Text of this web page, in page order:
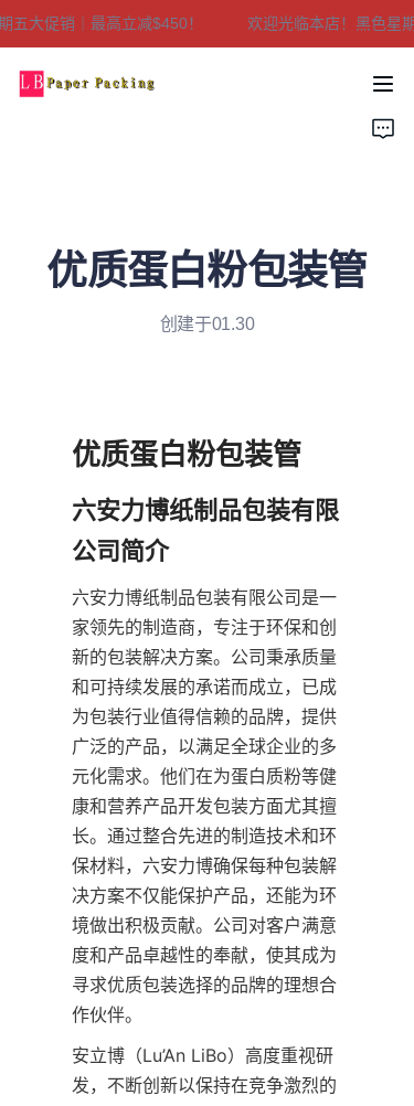
大促销｜最高立减$450！
欢迎光临本店！黑色星
欢迎光临本店！黑色星
优质蛋白粉包装管
创建于01.30
六安力博纸制品包装有限
六安力博纸制品包装有限公司是一
家领先的制造商，专注于环保和创
新的包装解决方案。公司秉承质量
和可持续发展的承诺而成立，已成
为包装行业值得信赖的品牌，提供
广泛的产品，以满足全球企业的多
元化需求。他们在为蛋白质粉等健
康和营养产品开发包装方面尤其擅
长。通过整合先进的制造技术和环
保材料，六安力博确保每种包装解
决方案不仅能保护产品，还能为环
境做出积极贡献。公司对客户满意
度和产品卓越性的奉献，使其成为
寻求优质包装选择的品牌的理想合
作伙伴。
安立博（Lu’An LiBo）高度重视研
发，不断创新以保持在竞争激烈的
家
联系我们